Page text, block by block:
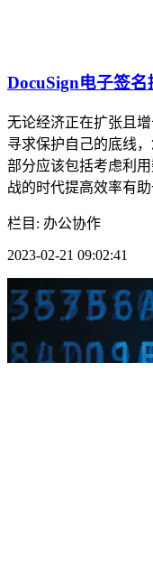
DocuSign电子签
无论经济正在扩张且
寻求保护自己的底线
部分应该包括考虑利
战的时代提高效率有
栏目: 办公协作
2023-02-21 09:02:41